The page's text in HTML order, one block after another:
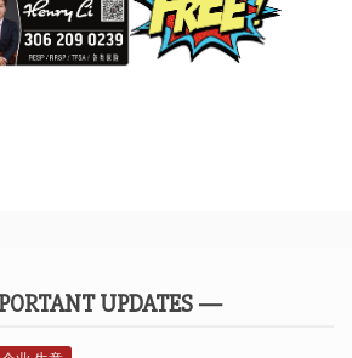
UPDATES —